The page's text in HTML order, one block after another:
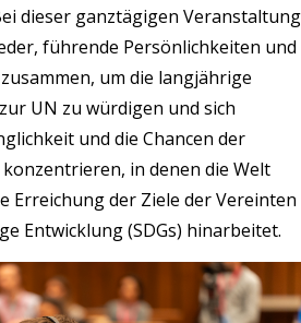
dieser ganztägigen Veranstaltung
führende Persönlichkeiten und
um die langjährige
UN zu würdigen und sich
und die Chancen der
in denen die Welt
Erreichung der Ziele der Vereinten
Entwicklung (SDGs) hinarbeitet.